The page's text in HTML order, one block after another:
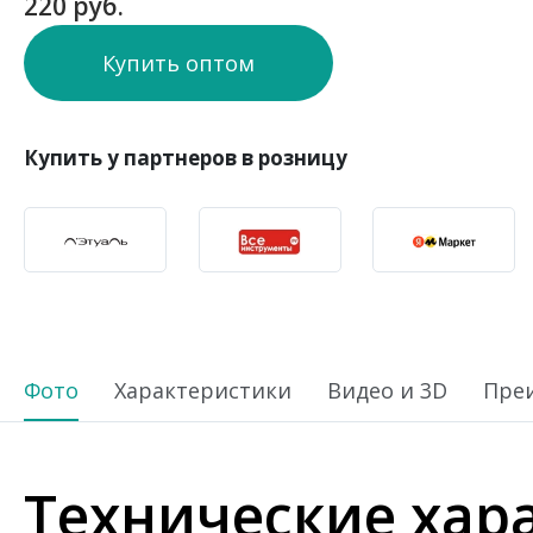
Купить оптом
Купить у партнеров в розницу
Фото Характеристики Видео и 3D
Технические